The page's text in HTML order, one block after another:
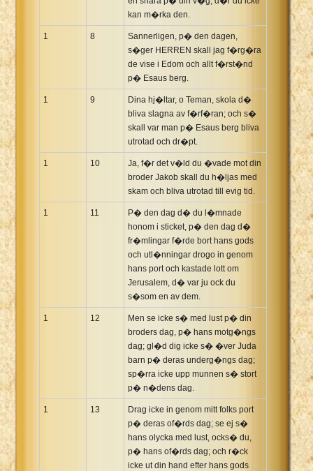
kan m�rka den.
1 8
Sannerligen, p� den dagen,
s�ger HERREN skall jag f�rg�ra
de vise i Edom och allt f�rst�nd
p� Esaus berg.
1 9
Dina hj�ltar, o Teman, skola d�
bliva slagna av f�rf�ran; och s�
skall var man p� Esaus berg bliva
utrotad och dr�pt.
1 10
Ja, f�r det v�ld du �vade mot din
broder Jakob skall du h�ljas med
skam och bliva utrotad till evig tid.
1 11
P� den dag d� du l�mnade
honom i sticket, p� den dag d�
fr�mlingar f�rde bort hans gods
och utl�nningar drogo in genom
hans port och kastade lott om
Jerusalem, d� var ju ock du
s�som en av dem.
1 12
Men se icke s� med lust p� din
broders dag, p� hans motg�ngs
dag; gl�d dig icke s� �ver Juda
barn p� deras underg�ngs dag;
sp�rra icke upp munnen s� stort
p� n�dens dag.
1 13
Drag icke in genom mitt folks port
p� deras of�rds dag; se ej s�
hans olycka med lust, ocks� du,
p� hans of�rds dag; och r�ck
icke ut din hand efter hans gods